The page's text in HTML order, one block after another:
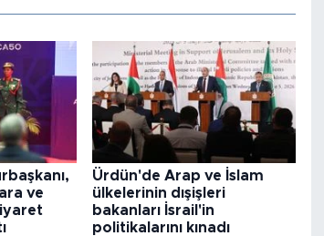
ve
Ürdün'de Arap ve İslam
ülkelerinin dışişleri
bakanları İsrail'in
politikalarını kınadı